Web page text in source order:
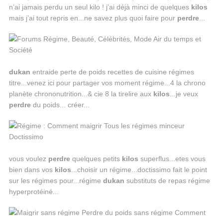
n’ai jamais perdu un seul kilo ! j’ai déjà minci de quelques kilos
mais j’ai tout repris en...ne savez plus quoi faire pour perdre...
dukan entraide perte de poids recettes de cuisine régimes
titre...venez ici pour partager vos moment régime...4 la chrono
planète chrononutrition...& cie 8 la tirelire aux kilos ...je veux
perdredu poids... créer...
vous voulez perdrequelques petits kilos superflus...etes vous
bien dans vos kilos ...choisir un régime...doctissimo fait le point
sur les régimes pour...régime dukan substituts de repas régime
hyperprotéiné...